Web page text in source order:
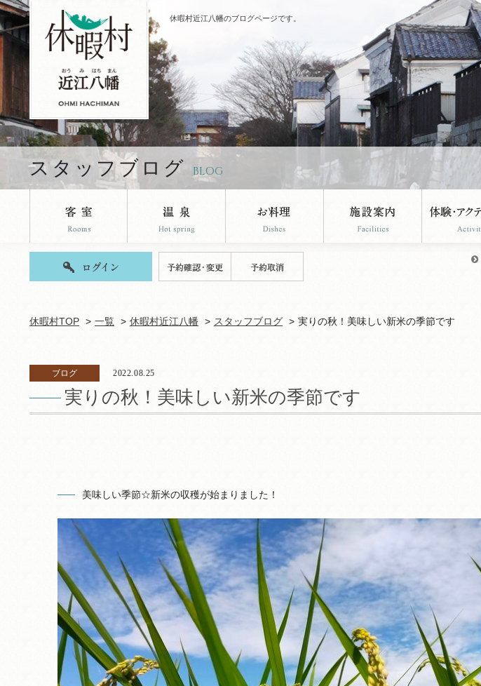
休暇村近江八幡のブログページです。
スタッフブログ BLOG
休暇村TOP 一覧 休暇村近江八幡 スタッフブログ 実りの秋！美味しい新米の季節です
ブログ 2022.08.25
実りの秋！美味しい新米の季節です
美味しい季節☆新米の収穫が始まりました！